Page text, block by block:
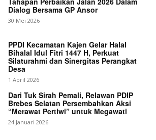
SUBSCRIBE NOW
Dialog Bersama GP Ansor
30 Mei 2026
PPDI Kecamatan Kajen Gelar Halal
Bihalal Idul Fitri 1447 H, Perkuat
Silaturahmi dan Sinergitas Perangkat
Desa
1 April 2026
Dari Tuk Sirah Pemali, Relawan PDIP
Brebes Selatan Persembahkan Aksi
“Merawat Pertiwi” untuk Megawati
24 Januari 2026